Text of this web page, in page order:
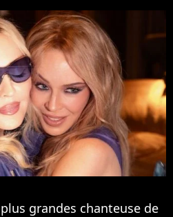
grandes chanteuse de